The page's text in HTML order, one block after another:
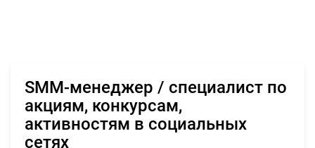
SMM-менеджер / специалист по
акциям, конкурсам,
активностям в социальных
сетях